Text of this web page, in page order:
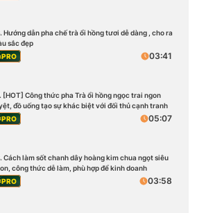
Hướng dẫn pha chế trà ổi hồng tươi dễ dàng , cho ra
sắc đẹp
PRO
03:41
[HOT] Công thức pha Trà ổi hồng ngọc trai ngon
đồ uống tạo sự khác biệt với đối thủ cạnh tranh
PRO
05:07
Cách làm sốt chanh dây hoàng kim chua ngọt siêu
công thức dễ làm, phù hợp để kinh doanh
PRO
03:58